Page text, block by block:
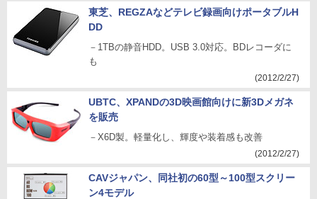
東芝、REGZAなどテレビ録画向けポータブルH
DD
－1TBの静音HDD。USB 3.0対応。BDレコーダに
も
(2012/2/27)
UBTC、XPANDの3D映画館向けに新3Dメガネ
を販売
－X6D製。軽量化し、輝度や装着感も改善
(2012/2/27)
CAVジャパン、同社初の60型～100型スクリー
ン4モデル